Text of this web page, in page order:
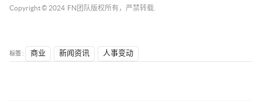
Copyright © 2024 FN团队 版权所有，严禁转载.
标签 : 商业 新闻资讯 人事变动